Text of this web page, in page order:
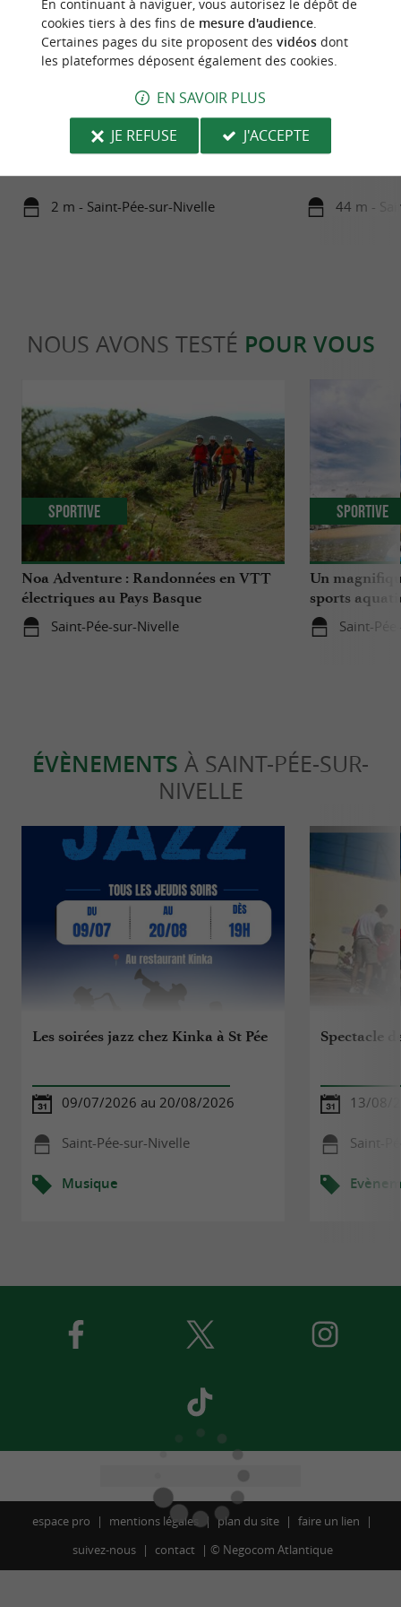
Saint Pée sur Nivelle, c'est avant tout aujourd'hui
un lac parfaitement aménagé avec plages,
2 m - Saint-Pée-sur-Nivelle
L'artisanat local
sur-Nivelle est
44 m -
NOUS AVONS TESTÉ POUR VOUS
Noa Adventure : Randonnées en VTT
électriques au Pays Basque
Saint-Pée-sur-Nivelle
Sportive
Un
sports
Saint-
Sportive
ÉVÈNEMENTS À SAINT-PÉE-SUR-
NIVELLE
Les soirées jazz chez Kinka à St Pée
09/07/2026 au 20/08/2026
Saint-Pée-sur-Nivelle
Musique
Spectacle
13/08/
Saint-
espace pro mentions légales plan du site
faire un lien
suivez-nous
contact © Negocom Atlantique
En continuant à naviguer, vous autorisez le dépôt de
cookies tiers à des fins de mesure d'audience.
Certaines pages du site proposent des vidéosdont
les plateformes déposent également des cookies.
EN SAVOIR PLUS
JE REFUSE
J'ACCEPTE